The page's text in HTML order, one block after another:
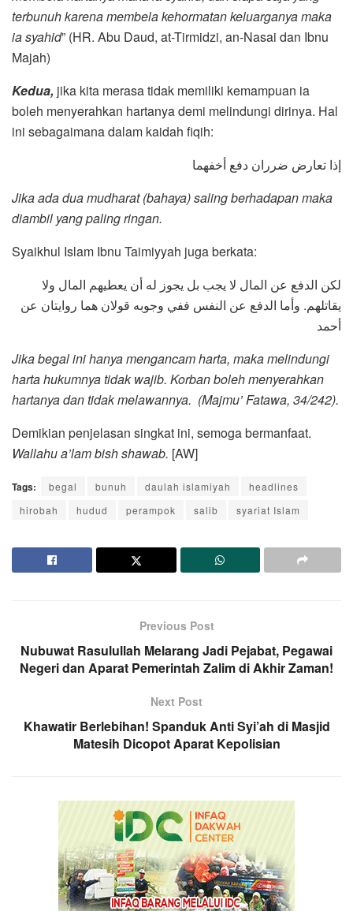
terbunuh karena membela kehormatan keluarganya maka
ia syahid” (HR. Abu Daud, at-Tirmidzi, an-Nasai dan Ibnu
Majah)
Kedua, jika kita merasa tidak memiliki kemampuan ia
boleh menyerahkan hartanya demi melindungi dirinya. Hal
ini sebagaimana dalam kaidah fiqih:
إذا تعارض ضرران دفع أخفهما
Jika ada dua mudharat (bahaya) saling berhadapan maka
diambil yang paling ringan.
Syaikhul Islam Ibnu Taimiyyah juga berkata:
لكن الدفع عن المال لا يجب بل يجوز له أن يعطيهم المال ولا
يقاتلهم. وأما الدفع عن النفس ففي وجوبه قولان هما روايتان عن
أحمد
Jika begal ini hanya mengancam harta, maka melindungi
harta hukumnya tidak wajib. Korban boleh menyerahkan
hartanya dan tidak melawannya. (Majmu’ Fatawa, 34/242).
Demikian penjelasan singkat ini, semoga bermanfaat.
Wallahu a’lam bish shawab. [AW]
Tags: begal bunuh daulah islamiyah
headlines
hirobah
hudud perampok salib syariat Islam
Previous Post
Nubuwat Rasulullah Melarang Jadi Pejabat, Pegawai
Negeri dan Aparat Pemerintah Zalim di Akhir Zaman!
Next Post
Khawatir Berlebihan! Spanduk Anti Syi’ah di Masjid
Matesih Dicopot Aparat Kepolisian